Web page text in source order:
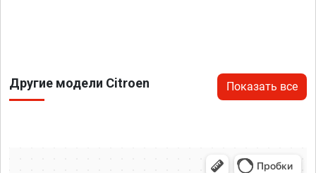
Другие модели Citroen Показать все